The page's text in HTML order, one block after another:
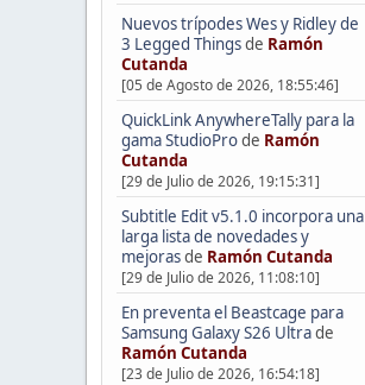
Nuevos trípodes Wes y Ridley de
3 Legged Thingsde Ramón
Cutanda
[05 de Agosto de 2026, 18:55:46]
QuickLink AnywhereTally para la
gama StudioProde Ramón
Cutanda
[29 de Julio de 2026, 19:15:31]
Subtitle Edit v5.1.0 incorpora una
larga lista de novedades y
mejorasde Ramón Cutanda
[29 de Julio de 2026, 11:08:10]
En preventa el Beastcage para
Samsung Galaxy S26 Ultrade
Ramón Cutanda
[23 de Julio de 2026, 16:54:18]